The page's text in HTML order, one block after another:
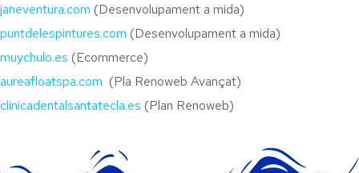
janeventura.com (Desenvolupament a mida)
puntdelespintures.com (Desenvolupament a mida)
muychulo.es (Ecommerce)
aureafloatspa.com (Pla Renoweb Avançat)
clinicadentalsantatecla.es (Plan Renoweb)